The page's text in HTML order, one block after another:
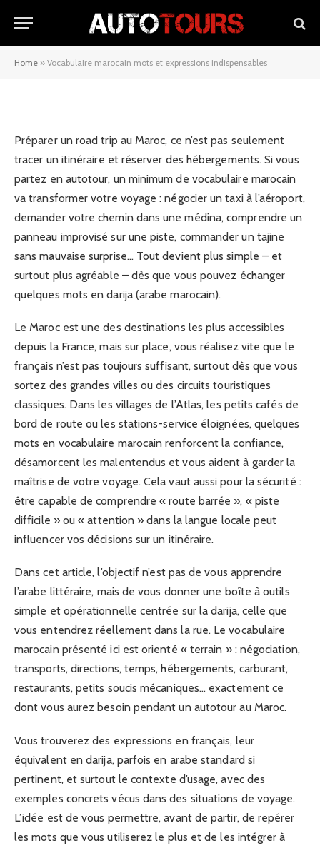
Home » Vocabulaire marocain mots et expressions indispensables
Vocabulaire marocain mots et
expressions indispensables
Préparer un road trip au Maroc, ce n’est pas seulement
tracer un itinéraire et réserver des hébergements. Si vous
partez en autotour, un minimum de vocabulaire marocain
va transformer votre voyage : négocier un taxi à l’aéroport,
demander votre chemin dans une médina, comprendre un
panneau improvisé sur une piste, commander un tajine
sans mauvaise surprise… Tout devient plus simple – et
surtout plus agréable – dès que vous pouvez échanger
quelques mots en darija (arabe marocain).
Le Maroc est une des destinations les plus accessibles
depuis la France, mais sur place, vous réalisez vite que le
français n’est pas toujours suffisant, surtout dès que vous
sortez des grandes villes ou des circuits touristiques
classiques. Dans les villages de l’Atlas, les petits cafés de
bord de route ou les stations-service éloignées, quelques
mots en vocabulaire marocain renforcent la confiance,
désamorcent les malentendus et vous aident à garder la
maîtrise de votre voyage. Cela vaut aussi pour la sécurité :
être capable de comprendre « route barrée », « piste
difficile » ou « attention » dans la langue locale peut
influencer vos décisions sur un itinéraire.
Dans cet article, l’objectif n’est pas de vous apprendre
l’arabe littéraire, mais de vous donner une boîte à outils
simple et opérationnelle centrée sur la darija, celle que
vous entendrez réellement dans la rue. Le vocabulaire
marocain présenté ici est orienté « terrain » : négociation,
transports, directions, temps, hébergements, carburant,
restaurants, petits soucis mécaniques… exactement ce
dont vous aurez besoin pendant un autotour au Maroc.
Vous trouverez des expressions en français, leur
équivalent en darija, parfois en arabe standard si
pertinent, et surtout le contexte d’usage, avec des
exemples concrets vécus dans des situations de voyage.
L’idée est de vous permettre, avant de partir, de repérer
les mots que vous utiliserez le plus et de les intégrer à